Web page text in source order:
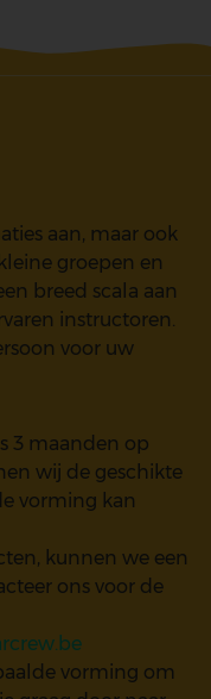
aan, maar ook
groepen en
breed scala aan
instructoren.
voor uw
3 maanden op
wij de geschikte
vorming kan
kunnen we een
ons voor de
vorming om